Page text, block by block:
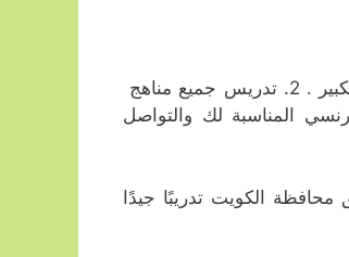
1. متابعة مستمرة للطلاب في مادة الفرنسي طوالعام الدراسي في منطقة مبارك الكبير . 2. تدريس جميع مناهج
أو مدرسة فرنسي المناسبة لك والتواصل
الكويت تدريبًا جيدًا